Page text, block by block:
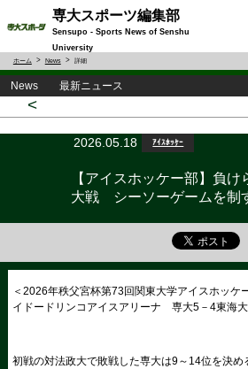
専大スポーツ編集部
Sensupo - Sports News of Senshu
University
ホーム News 詳細
News 最新ニュース
<
2026.05.18 ｱｲｽﾎｯｹｰ
【アイスホッケー部】負け
大戦 シーソーゲームを制
＜2026年秩父宮杯第73回関東大学アイスホッ
イドードリンコアイスアリーナ 専大5－4東海大
初戦の対法政大で敗戦した専大は9～14位を決め